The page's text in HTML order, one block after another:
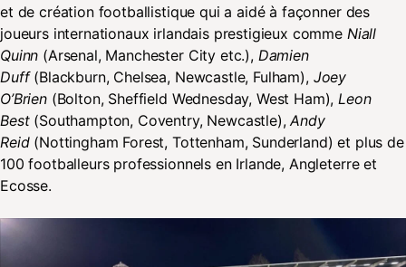
et de création footballistique qui a aidé à façonner des
joueurs internationaux irlandais prestigieux comme Niall
Quinn (Arsenal, Manchester City etc.), Damien
Duff(Blackburn, Chelsea, Newcastle, Fulham),Joey
O’Brien(Bolton, Sheffield Wednesday, West Ham), Leon
Best(Southampton, Coventry, Newcastle),Andy
Reid(Nottingham Forest, Tottenham, Sunderland) et plus de
100 footballeurs professionnels en Irlande, Angleterre et
Ecosse.